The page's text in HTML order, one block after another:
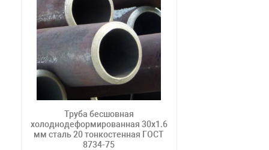
Труба бесшовная
холоднодеформированная 30х1.6
мм сталь 20 тонкостенная ГОСТ
8734-75